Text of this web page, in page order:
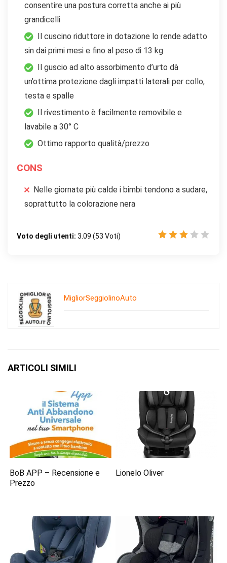
consentire una postura corretta anche ai più
grandicelli
Il cuscino riduttore in dotazione lo rende adatto
sin dai primi mesi e fino al peso di 13 kg
Il guscio ad alto assorbimento d’urto dà
un’ottima protezione dagli impatti laterali per collo,
testa e spalle
Il rivestimento è facilmente removibile e
lavabile a 30° C
Ottimo rapporto qualità/prezzo
CONS
Nelle giornate più calde i bimbi tendono a sudare,
soprattutto la colorazione nera
Voto degli utenti: 3.09 (53 Voti)
MigliorSeggiolinoAuto
ARTICOLI SIMILI
BoB APP – Recensione e
Prezzo
Lionelo Oliver